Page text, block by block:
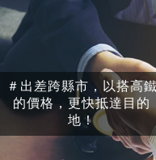
＃出差跨縣市，以搭高鐵
的價格，更快抵達目的
地！